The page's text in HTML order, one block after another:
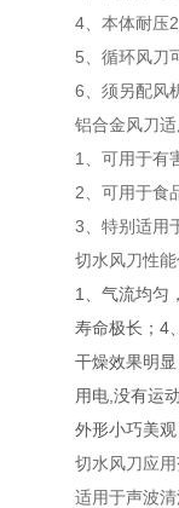
4、本体耐压
5、循环风刀
6、须另配风
铝合金风刀
1、可用于有
2、可用于食
3、特别适用
切水风刀性
1、气流均匀
寿命极长；4
干燥效果明
用电,没有运
外形小巧美
切水风刀应
适用于声波